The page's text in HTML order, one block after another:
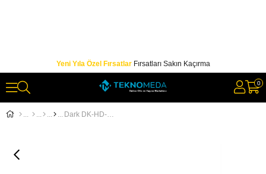
Yeni Yıla Özel FırsatlarFırsatları Sakın Kaçırma
0
Dark DK-HD-AHDMIXVGA2 Hdmı - Vga Ve Ses Aktif Kablosu